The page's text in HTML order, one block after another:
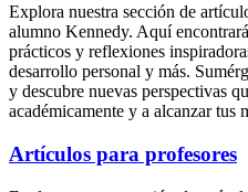
Explora nuestra sección de
alumno Kennedy. Aquí
prácticos y reflexiones
desarrollo personal y más.
y descubre nuevas perspectivas
académicamente y a alcanzar tus
Artículos para profesores